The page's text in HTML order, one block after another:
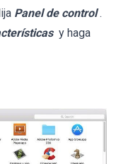
Panel de control .
y haga